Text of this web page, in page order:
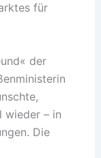
für
der
wieder – in
Die